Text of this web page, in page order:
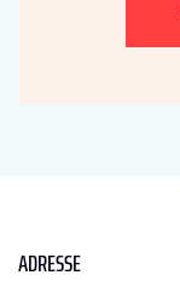
ADRESSE